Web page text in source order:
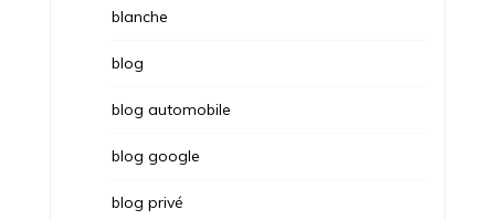
blanche
blog
blog automobile
blog google
blog privé